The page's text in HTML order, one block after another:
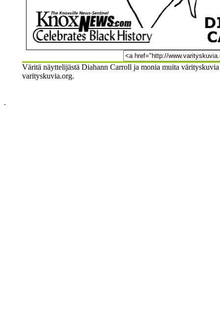
Väritä näyttelijästä Diahann Carroll ja monia muita
varityskuvia.org.
.